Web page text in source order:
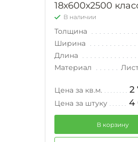
18х600х2500
В наличии
Толщина
Ширина
Длина
Материал
Цена за кв.м. 2
Цена за штуку
4
В корзину